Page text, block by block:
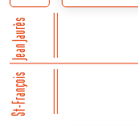
Jean Jaurès
St-François